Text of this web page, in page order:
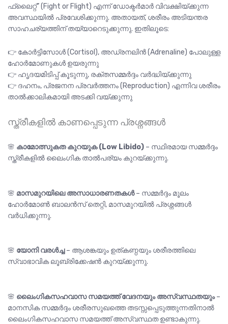
ഫ്ലൈറ്റ്” (Fight or Flight) എന്ന് ഡോക്ടർമാർ വിവക്ഷിയ്ക്കുന്ന
അവസ്ഥയിൽ പ്രവേശിക്കുന്നു. അതായത്, ശരീരം അടിയന്തര
സാഹചര്യത്തിന് തയ്യാറെടുക്കുന്നു. ഇതിലൂടെ:
👉 കോർട്ടിസോൾ (Cortisol), അഡ്രനലിൻ (Adrenaline) പോലുള്ള
ഹോർമോണുകൾ ഉയരുന്നു
👉 ഹൃദയമിടിപ്പ് കൂടുന്നു, രക്തസമ്മർദ്ദം വർദ്ധിയ്ക്കുന്നു
👉 ദഹനം, പ്രജനന പ്രവർത്തനം (Reproduction) എന്നിവ ശരീരം
താൽക്കാലികമായി അടക്കി വയ്ക്കുന്നു
സ്ത്രീകളിൽ കാണപ്പെടുന്ന പ്രശ്നങ്ങൾ
🌸 കാമോത്സുകത കുറയുക (Low Libido) – സ്ഥിരമായ സമ്മർദ്ദം
സ്ത്രീകളിൽ ലൈംഗിക താൽപര്യം കുറയ്ക്കുന്നു.
🌸 മാസമുറയിലെ അസാധാരണതകൾ– സമ്മർദ്ദം മൂലം
ഹോർമോൺ ബാലൻസ് തെറ്റി, മാസമുറയിൽ പ്രശ്നങ്ങൾ
വർധിക്കുന്നു.
🌸 യോനി വരൾച്ച– ആശങ്കയും ഉത്കണ്ഠയും ശരീരത്തിലെ
സ്വാഭാവിക ലൂബ്രിക്കേഷൻ കുറയ്ക്കുന്നു.
🌸 ലൈംഗികസഹവാസ സമയത്ത് വേദനയും അസ്വസ്ഥതയും–
മാനസിക സമ്മർദ്ദം ശരീരസുഖത്തെ തടസ്സപ്പെടുത്തുന്നതിനാൽ
ലൈംഗികസഹവാസ സമയത്ത് അസ്വസ്ഥത ഉണ്ടാകുന്നു.